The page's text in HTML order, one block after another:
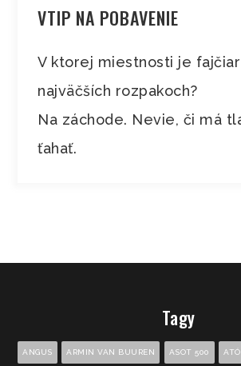
VTIP NA POBAVENIE
V ktorej miestnosti je
najväčších rozpakoch?
Na záchode. Nevie, či má
ťahať.
Tagy
ANGUS ARMIN VAN BUUREN ASOT 500